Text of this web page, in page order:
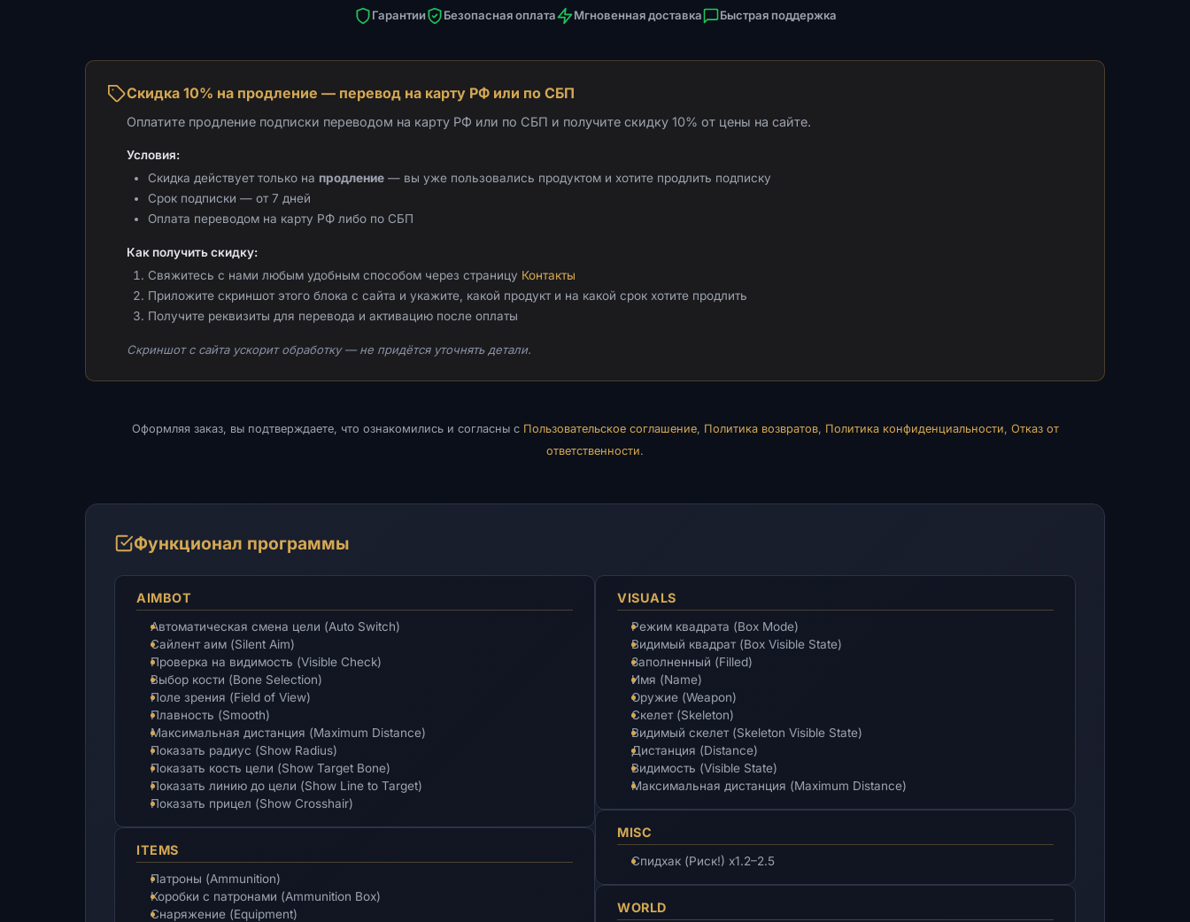
Гарантии Безопасная оплата Мгновенная доставка Быстрая поддержка
Скидка 10% на продление — перевод на карту РФ или по СБП
Оплатите продление подписки переводом на карту РФ или по СБП и получите скидку 10% от цены на сайте.
Условия:
Скидка действует только на продление — вы уже пользовались продуктом и хотите продлить подписку
Срок подписки — от 7 дней
Оплата переводом на карту РФ либо по СБП
Как получить скидку:
Свяжитесь с нами любым удобным способом через страницу Контакты
Приложите скриншот этого блока с сайта и укажите, какой продукт и на какой срок хотите продлить
Получите реквизиты для перевода и активацию после оплаты
Скриншот с сайта ускорит обработку — не придётся уточнять детали.
Оформляя заказ, вы подтверждаете, что ознакомились и согласны с Пользовательское соглашение, Политика возвратов, Политика конфиденциальности, Отказ от
ответственности.
Функционал программы
AIMBOT
Автоматическая смена цели (Auto Switch)
Сайлент аим (Silent Aim)
Проверка на видимость (Visible Check)
Выбор кости (Bone Selection)
Поле зрения (Field of View)
Плавность (Smooth)
Максимальная дистанция (Maximum Distance)
Показать радиус (Show Radius)
Показать кость цели (Show Target Bone)
Показать линию до цели (Show Line to Target)
Показать прицел (Show Crosshair)
ITEMS
Патроны (Ammunition)
Коробки с патронами (Ammunition Box)
Снаряжение (Equipment)
VISUALS
Режим квадрата (Box Mode)
Видимый квадрат (Box Visible State)
Заполненный (Filled)
Имя (Name)
Оружие (Weapon)
Скелет (Skeleton)
Видимый скелет (Skeleton Visible State)
Дистанция (Distance)
Видимость (Visible State)
Максимальная дистанция (Maximum Distance)
MISC
Спидхак (Риск!) x1.2–2.5
WORLD